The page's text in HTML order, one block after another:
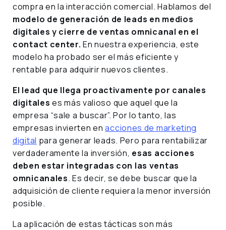
compra en la interacción comercial. Hablamos del
modelo de generación de leads en medios
digitales y cierre de ventas omnicanal en el
contact center. En nuestra experiencia, este
modelo ha probado ser el más eficiente y
rentable para adquirir nuevos clientes.
El lead que llega proactivamente por canales
digitales es más valioso que aquel que la
empresa “sale a buscar”. Por lo tanto, las
empresas invierten enacciones de marketing
digital para generar leads. Pero para rentabilizar
verdaderamente la inversión, esas acciones
deben estar integradas con las ventas
omnicanales. Es decir, se debe buscar que la
adquisición de cliente requiera la menor inversión
posible.
La aplicación de estas tácticas son más